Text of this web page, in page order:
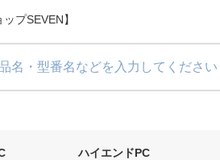
プSEVEN】
ハイエンドPC